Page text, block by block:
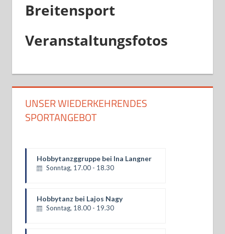
Breitensport
Veranstaltungsfotos
UNSER WIEDERKEHRENDES
SPORTANGEBOT
Hobbytanz bei Lajos Nagy
Sonntag, 18.00 - 19.30
Parmigeis bei Ina Langner
Montag, 18.30 - 20.00